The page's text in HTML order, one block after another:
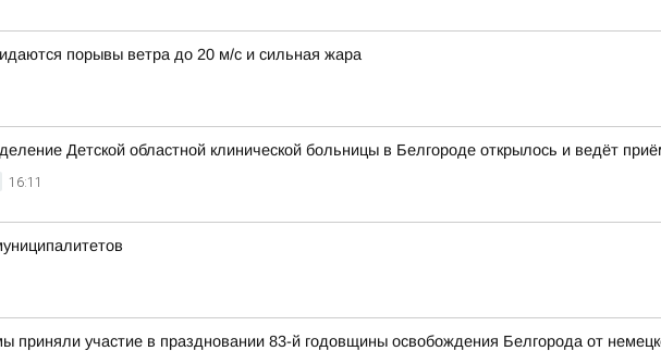
порывы ветра до 20 м/с и сильная жара
Детской областной клинической больницы в Белгороде открылось и ведёт
16:11
приняли участие в праздновании 83-й годовщины освобождения Белгорода от